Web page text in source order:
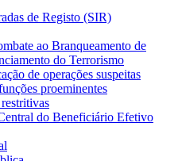
de Registo (SIR)
ao Branqueamento de
do Terrorismo
de operações suspeitas
proeminentes
do Beneficiário Efetivo